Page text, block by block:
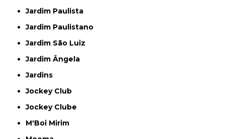
Jardim Paulista
Jardim Paulistano
Jardim São Luiz
Jardim Ângela
Jardins
Jockey Club
Jockey Clube
M'Boi Mirim